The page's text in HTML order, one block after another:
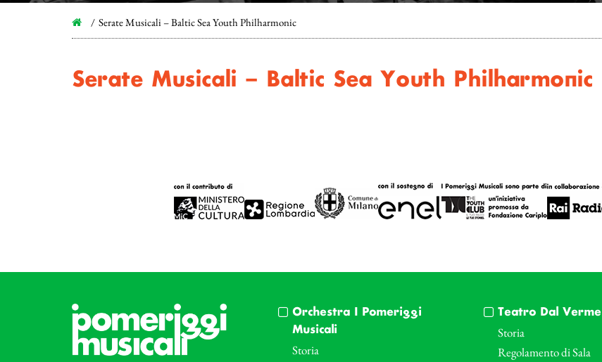
Serate Musicali – Baltic Sea Youth Philharmonic
Serate Musicali – Baltic Sea Youth Philharmonic
Orchestra I Pomeriggi
Musicali
Storia
Teatro Dal Verme
Storia
Regolamento di Sala